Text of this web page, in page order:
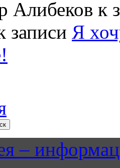
Алибеков к
записи Я
–